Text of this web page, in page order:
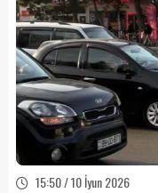
15:50 / 10 İyun 2026